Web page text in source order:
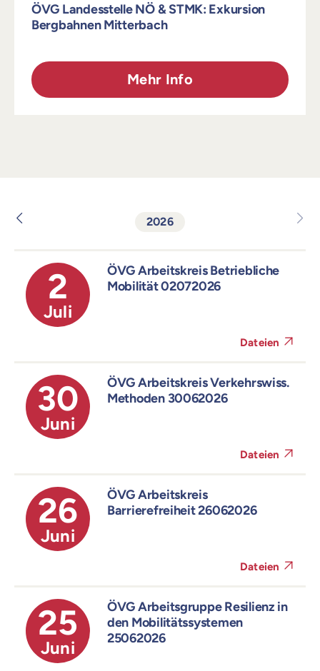
ÖVG Landesstelle NÖ & STMK: Exkursion
Bergbahnen Mitterbach
Mehr Info
2026
2
Juli
ÖVG Arbeitskreis Betriebliche
Mobilität 02072026
Dateien
30
Juni
ÖVG Arbeitskreis Verkehrswiss.
Methoden 30062026
Dateien
26
Juni
ÖVG Arbeitskreis
Barrierefreiheit 26062026
Dateien
25
Juni
ÖVG Arbeitsgruppe Resilienz in
den Mobilitätssystemen
25062026